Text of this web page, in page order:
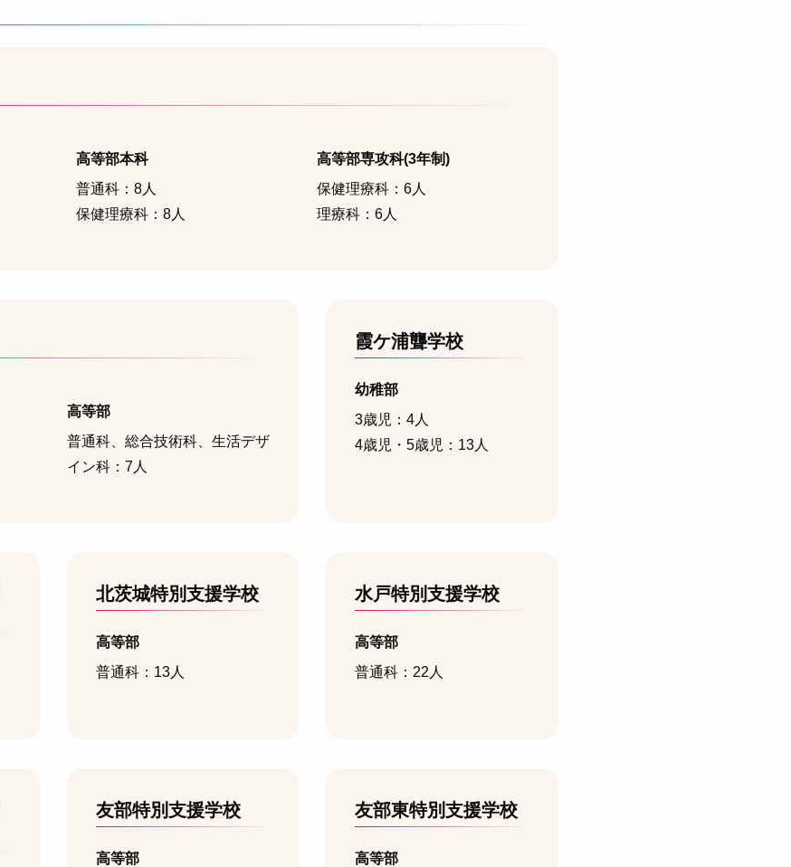
高等部本科
普通科：8人
保健理療科：8人
高等部専攻科(3年制)
保健理療科：6人
理療科：6人
高等部
普通科、総合技術科、生活デザ
イン科：7人
霞ケ浦聾学校
幼稚部
3歳児：4人
4歳児・5歳児：13人
北茨城特別支援学校
高等部
普通科：13人
水戸特別支援学校
高等部
普通科：22人
友部特別支援学校
高等部
友部東特別支援学校
高等部